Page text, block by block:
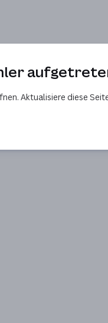
Aktualisiere diese